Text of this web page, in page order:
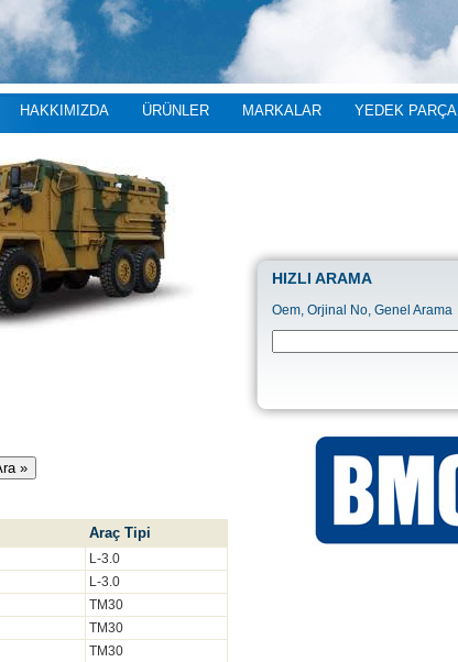
HAKKIMIZDA ÜRÜNLER MARKALAR YEDEK PARÇA
HIZLI ARAMA
Oem, Orjinal No, Genel Arama
Araç Tipi
L-3.0
L-3.0
TM30
TM30
TM30